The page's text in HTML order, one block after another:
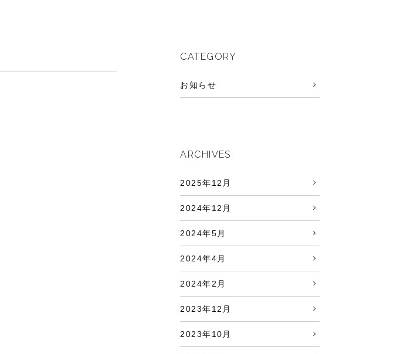
CATEGORY
お知らせ
ARCHIVES
2025年12月
2024年12月
2024年5月
2024年4月
2024年2月
2023年12月
2023年10月